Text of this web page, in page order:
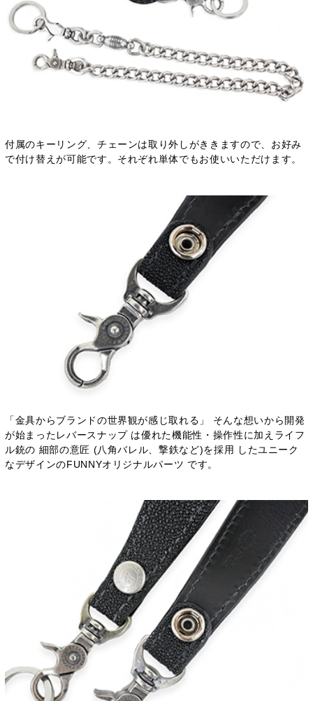
付属のキーリング、チェーンは取り外しがききますので、お好み
で付け替えが可能です。それぞれ単体でもお使いいただけます。
「金具からブランドの世界観が感じ取れる」 そんな想いから開発
が始まったレバースナップ は優れた機能性・操作性に加えライフ
ル銃の 細部の意匠 (八角バレル、撃鉄など)を採用 したユニーク
なデザインのFUNNYオリジナルパーツ です。